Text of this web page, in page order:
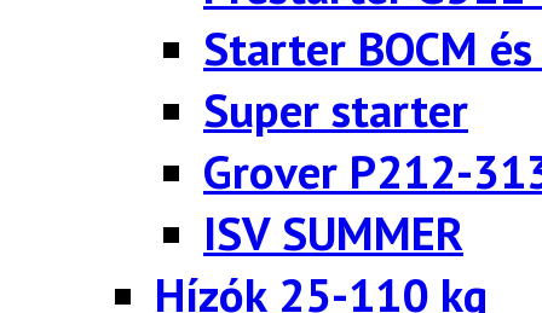
Starter BOCM
Super starter
Grover P212-
ISV SUMMER
Hízók 25-110 kg